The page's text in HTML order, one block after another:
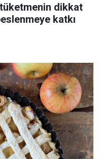
tüketmenin dikkat
katkı